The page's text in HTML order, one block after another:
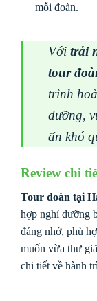
mỗi đoàn.
Với trải
tour
trình
dưỡng,
ấn khó
Review chi
Tour đoàn tại
hợp nghỉ dưỡng
đáng nhớ, phù
muốn vừa thư
chi tiết về hành